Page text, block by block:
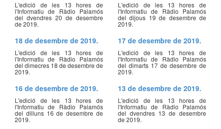
L'edició de les 13 hores de
l'Informatiu de Ràdio Palamós
del dvendres 20 de desembre
de 2019.
L'edició de les 13 hores de
l'Informatiu de Ràdio Palamós
del dijous 19 de desembre de
2019.
18 de desembre de 2019.
L'edició de les 13 hores de
l'Informatiu de Ràdio Palamós
del dimecres 18 de desembre de
2019.
17 de desembre de 2019.
L'edició de les 13 hores de
l'Informatiu de Ràdio Palamós
del dimarts 17 de desembre de
2019.
16 de desembre de 2019.
L'edició de les 13 hores de
l'Informatiu de Ràdio Palamós
del dilluns 16 de desembre de
2019.
13 de desembre de 2019.
L'edició de les 13 hores de
l'Informatiu de Ràdio Palamós
del dvendres 13 de desembre
de 2019.